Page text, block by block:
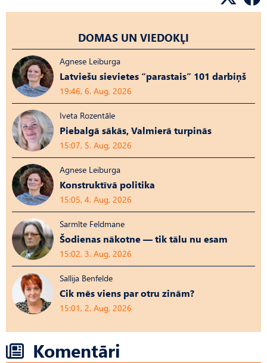
DOMAS UN VIEDOKĻI
Agnese Leiburga
Latviešu sievietes “parastais” 101 darbiņš
19:46, 6. Aug, 2026
Iveta Rozentāle
Piebalgā sākās, Valmierā turpinās
15:07, 5. Aug, 2026
Agnese Leiburga
Konstruktīvā politika
15:05, 4. Aug, 2026
Sarmīte Feldmane
Šodienas nākotne — tik tālu nu esam
15:02, 3. Aug, 2026
Sallija Benfelde
Cik mēs viens par otru zinām?
15:01, 2. Aug, 2026
Komentāri